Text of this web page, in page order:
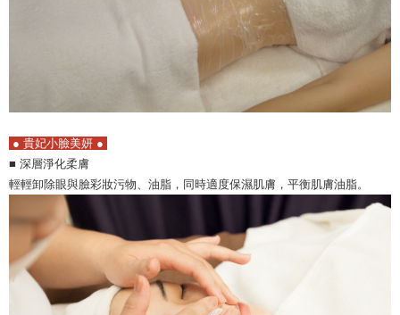
● 貴妃小臉美妍 ●
■ 深層淨化柔膚
輕輕卸除眼與臉彩妝污物、油脂，同時適度保濕肌膚，平衡肌膚油脂。